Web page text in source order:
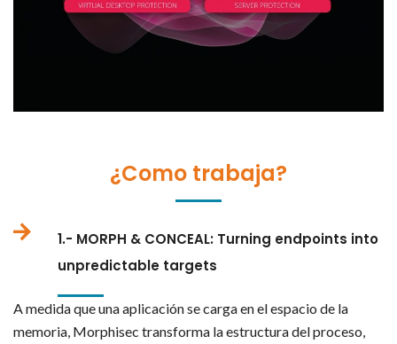
¿Como trabaja?
1.- MORPH & CONCEAL: Turning endpoints into
unpredictable targets
A medida que una aplicación se carga en el espacio de la
memoria, Morphisec transforma la estructura del proceso,